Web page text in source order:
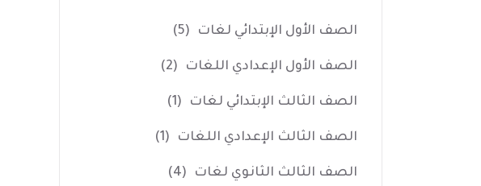
الصف الأول الإبتدائي لغات (5)
الصف الأول الإعدادي اللغات (2)
الصف الثالث الإبتدائي لغات (1)
الصف الثالث الإعدادي اللغات (1)
الصف الثالث الثانوي لغات (4)